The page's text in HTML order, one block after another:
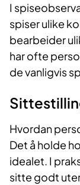
I
spiser ulike
bearbeider
har ofte
de vanligvis
Hvordan
Det å holde
idealet. I
sitte godt